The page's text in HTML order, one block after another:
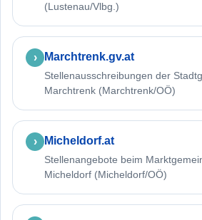
(Lustenau/Vlbg.)
Marchtrenk.gv.at
Stellenausschreibungen der
Marchtrenk (Marchtrenk/OÖ)
Micheldorf.at
Stellenangebote beim
Micheldorf (Micheldorf/OÖ)